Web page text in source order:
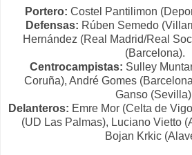
Portero: Costel Pantilimon
Defensas: Rúben Semedo
Hernández (Real Madrid/Real
(Barcelona).
Centrocampistas: Sulley
Coruña), André Gomes
Ganso
Delanteros: Emre Mor (Celta de
(UD Las Palmas), Luciano Vietto
Bojan Krkic